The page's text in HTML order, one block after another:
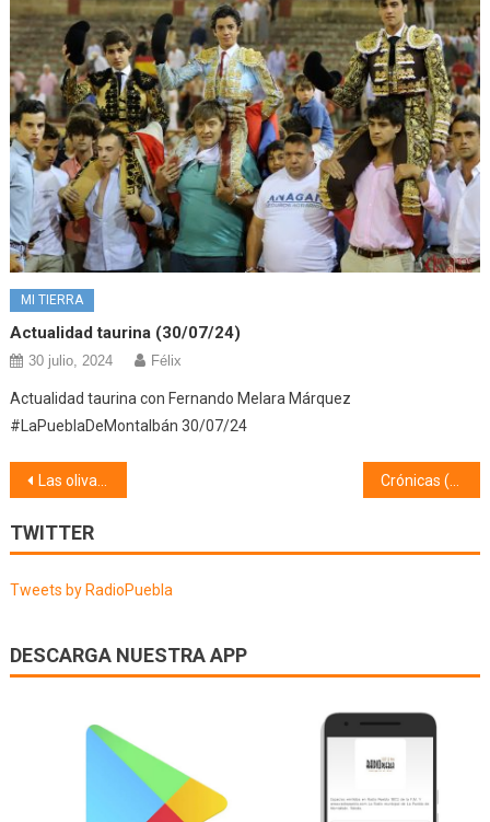
MI TIERRA
Actualidad taurina (30/07/24)
30 julio, 2024 Félix
Actualidad taurina con Fernando Melara Márquez
#LaPueblaDeMontalbán 30/07/24
Navegación
de
entradas
Las olivas (23/03/21)
TWITTER
Tweets by RadioPuebla
DESCARGA NUESTRA APP